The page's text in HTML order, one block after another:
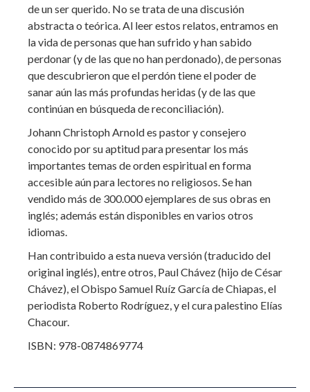
de un ser querido. No se trata de una discusión
abstracta o teórica. Al leer estos relatos, entramos en
la vida de personas que han sufrido y han sabido
perdonar (y de las que no han perdonado), de personas
que descubrieron que el perdón tiene el poder de
sanar aún las más profundas heridas (y de las que
continúan en búsqueda de reconciliación).
Johann Christoph Arnold es pastor y consejero
conocido por su aptitud para presentar los más
importantes temas de orden espiritual en forma
accesible aún para lectores no religiosos. Se han
vendido más de 300.000 ejemplares de sus obras en
inglés; además están disponibles en varios otros
idiomas.
Han contribuido a esta nueva versión (traducido del
original inglés), entre otros, Paul Chávez (hijo de César
Chávez), el Obispo Samuel Ruíz García de Chiapas, el
periodista Roberto Rodríguez, y el cura palestino Elías
Chacour.
ISBN: 978-0874869774